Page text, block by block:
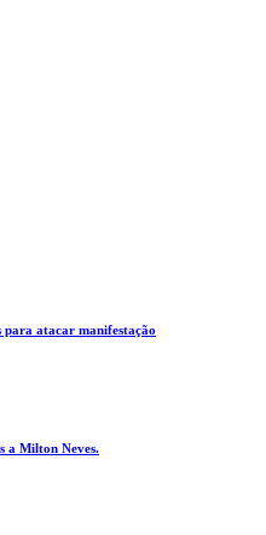
para atacar manifestação
a Milton Neves.